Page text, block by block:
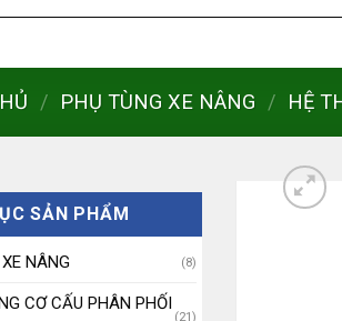
/ PHỤ TÙNG XE NÂNG / HỆ
SẢN PHẨM
NÂNG (8)
CƠ CẤU PHÂN PHỐI
(21)